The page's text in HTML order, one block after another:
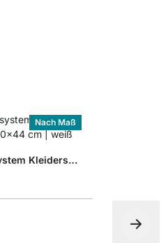
Nach Maß
WALK-IN 402 Regalsystem Kleiderschrank